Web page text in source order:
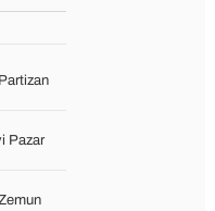
Pazar